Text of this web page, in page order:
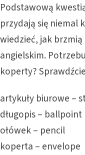
Podstawową
przydają się niemal
wiedzieć, jak
angielskim.
koperty?
artykuły biurowe –
długopis –
ołówek – pencil
koperta – envelope